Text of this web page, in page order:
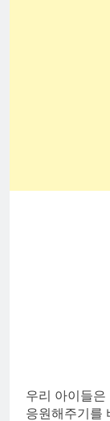
우리 아이들은
응원해주기를